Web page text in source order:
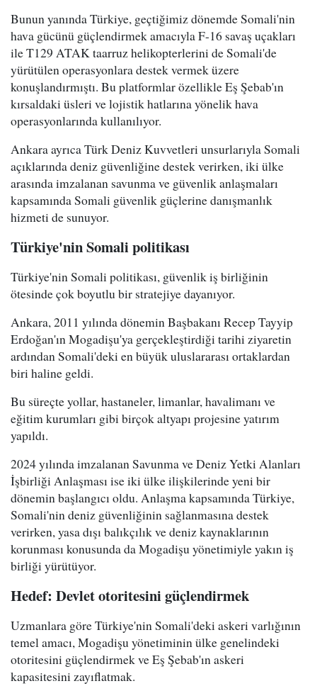
Bunun yanında Türkiye, geçtiğimiz dönemde Somali'nin
hava gücünü güçlendirmek amacıyla F-16 savaş uçakları
ile T129 ATAK taarruz helikopterlerini de Somali'de
yürütülen operasyonlara destek vermek üzere
konuşlandırmıştı. Bu platformlar özellikle Eş Şebab'ın
kırsaldaki üsleri ve lojistik hatlarına yönelik hava
operasyonlarında kullanılıyor.
Ankara ayrıca Türk Deniz Kuvvetleri unsurlarıyla Somali
açıklarında deniz güvenliğine destek verirken, iki ülke
arasında imzalanan savunma ve güvenlik anlaşmaları
kapsamında Somali güvenlik güçlerine danışmanlık
hizmeti de sunuyor.
Türkiye'nin Somali politikası
Türkiye'nin Somali politikası, güvenlik iş birliğinin
ötesinde çok boyutlu bir stratejiye dayanıyor.
Ankara, 2011 yılında dönemin Başbakanı Recep Tayyip
Erdoğan'ın Mogadişu'ya gerçekleştirdiği tarihi ziyaretin
ardından Somali'deki en büyük uluslararası ortaklardan
biri haline geldi.
Bu süreçte yollar, hastaneler, limanlar, havalimanı ve
eğitim kurumları gibi birçok altyapı projesine yatırım
yapıldı.
2024 yılında imzalanan Savunma ve Deniz Yetki Alanları
İşbirliği Anlaşması ise iki ülke ilişkilerinde yeni bir
dönemin başlangıcı oldu. Anlaşma kapsamında Türkiye,
Somali'nin deniz güvenliğinin sağlanmasına destek
verirken, yasa dışı balıkçılık ve deniz kaynaklarının
korunması konusunda da Mogadişu yönetimiyle yakın iş
birliği yürütüyor.
Hedef: Devlet otoritesini güçlendirmek
Uzmanlara göre Türkiye'nin Somali'deki askeri varlığının
temel amacı, Mogadişu yönetiminin ülke genelindeki
otoritesini güçlendirmek ve Eş Şebab'ın askeri
kapasitesini zayıflatmak.